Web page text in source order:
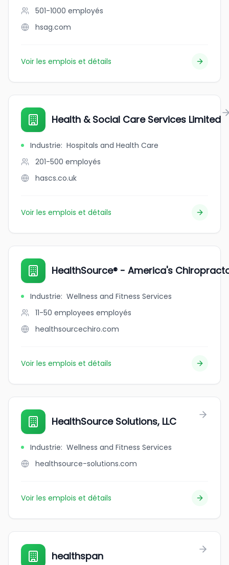
501-1000 employés
hsag.com
Voir les emplois et détails
Health & Social Care Services Limited
Industrie: Hospitals and Health Care
201-500 employés
hascs.co.uk
Voir les emplois et détails
HealthSource® - America's
Industrie: Wellness and Fitness Services
11-50 employees employés
healthsourcechiro.com
Voir les emplois et détails
HealthSource Solutions, LLC
Industrie: Wellness and Fitness Services
healthsource-solutions.com
Voir les emplois et détails
healthspan